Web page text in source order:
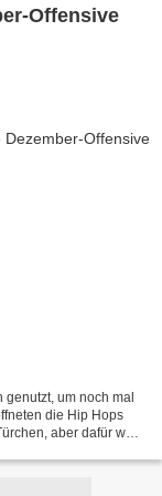
Offensive
um noch mal
die Hip Hops
aber dafür war